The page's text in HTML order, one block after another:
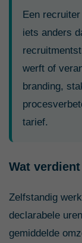
Een
iets anders
werft of
branding,
tarief.
Wat
Zelfstandig
declarabele
gemiddelde